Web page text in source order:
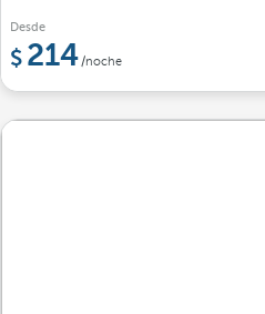
Desde
214/noche